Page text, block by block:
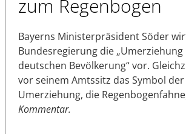
zum Regenbogen
Bayerns Ministerpräsident Söder
Bundesregierung die „Umerziehung
deutschen Bevölkerung“ vor.
vor seinem Amtssitz das Symbol der
Umerziehung, die
Kommentar.